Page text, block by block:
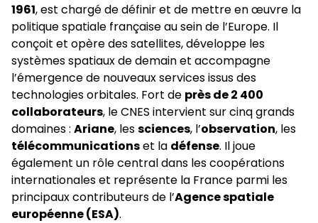
1961, est chargé de définir et de mettre en œuvre la
politique spatiale française au sein de l’Europe. Il
conçoit et opère des satellites, développe les
systèmes spatiaux de demain et accompagne
l’émergence de nouveaux services issus des
technologies orbitales. Fort de près de 2 400
collaborateurs, le CNES intervient sur cinq grands
domaines : Ariane, lessciences, l’observation, les
télécommunicationset la défense. Il joue
également un rôle central dans les coopérations
internationales et représente la France parmi les
principaux contributeurs de l’Agence spatiale
européenne (ESA).